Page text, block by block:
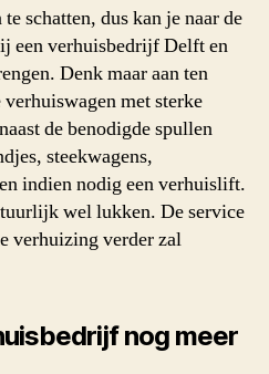
schatten, dus kan je naar de
een verhuisbedrijf Delft en
Denk maar aan ten
met sterke
de benodigde spullen
steekwagens,
indien nodig een verhuislift.
wel lukken. De service
verhuizing verder zal
nog meer